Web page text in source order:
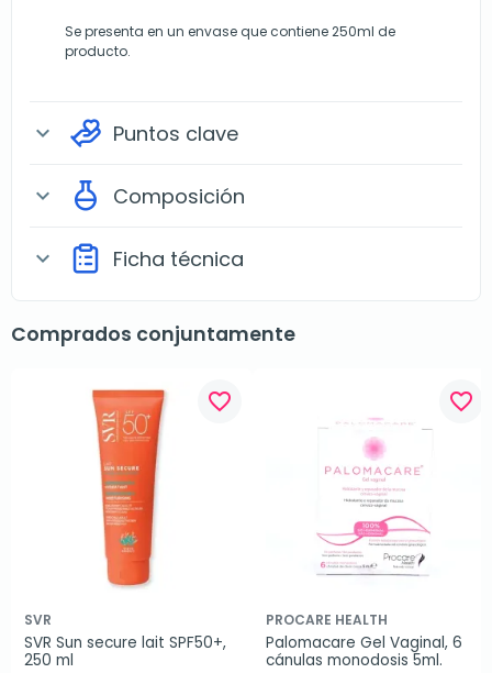
Se presenta en un envase que contiene 250ml de
producto.
expand_more Puntos clave
expand_more Composición
expand_more Ficha técnica
Comprados conjuntamente
favorite_border
SVR
SVR Sun secure lait SPF50+,
250 ml
favorite_border
PROCARE HEALTH
Palomacare Gel Vaginal, 6
cánulas monodosis 5ml.